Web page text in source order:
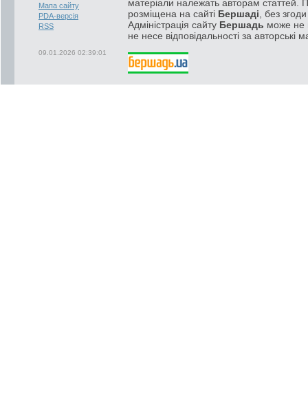
Мапа сайту
PDA-версія
RSS
09.01.2026 02:39:01
матеріали належать авторам статтей.
розміщена на сайті Бершаді , без
Адміністрація сайту Бершадь може не
не несе відповідальності за авторські